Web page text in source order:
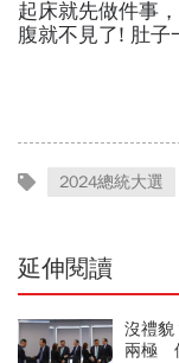
起床就先做件事
腹就不見了! 肚子
2024總統大選
延伸閱讀
沒禮貌
兩極